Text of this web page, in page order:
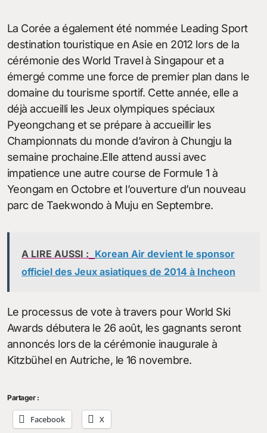
La Corée a également été nommée Leading Sport
destination touristique en Asie en 2012 lors de la
cérémonie des World Travel à Singapour et a
émergé comme une force de premier plan dans le
domaine du tourisme sportif. Cette année, elle a
déjà accueilli les Jeux olympiques spéciaux
Pyeongchang et se prépare à accueillir les
Championnats du monde d’aviron à Chungju la
semaine prochaine.Elle attend aussi avec
impatience une autre course de Formule 1 à
Yeongam en Octobre et l’ouverture d’un nouveau
parc de Taekwondo à Muju en Septembre.
A LIRE AUSSI : Korean Air devient le sponsor
officiel des Jeux asiatiques de 2014 à Incheon
Le processus de vote à travers pour World Ski
Awards débutera le 26 août, les gagnants seront
annoncés lors de la cérémonie inaugurale à
Kitzbühel en Autriche, le 16 novembre.
Partager :
Facebook X